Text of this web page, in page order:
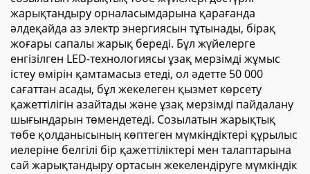
жарықтандыру орналасымдарына қарағанда
әлдеқайда аз электр энергиясын тұтынады, бірақ
жоғары сапалы жарық береді. Бұл жүйелерге
енгізілген LED-технологиясы ұзақ мерзімді жұмыс
істеу өмірін қамтамасыз етеді, ол әдетте 50 000
сағаттан асады, бұл жекелеген қызмет көрсету
қажеттілігін азайтады және ұзақ мерзімді пайдалану
шығындарын төмендетеді. Созылатын жарықтық
төбе қолданысының көптеген мүмкіндіктері құрылыс
иелеріне белгілі бір қажеттіліктері мен талаптарына
сай жарықтандыру ортасын жекелендіруге мүмкіндік